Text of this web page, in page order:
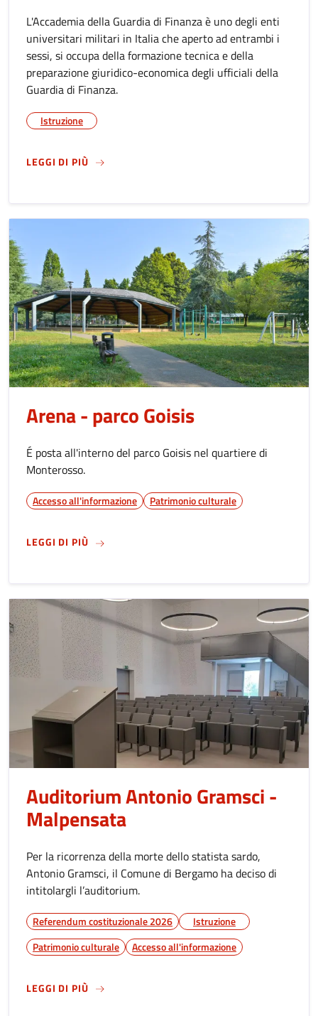
L'Accademia della Guardia di Finanza è uno degli enti
universitari militari in Italia che aperto ad entrambi i
sessi, si occupa della formazione tecnica e della
preparazione giuridico-economica degli ufficiali della
Guardia di Finanza.
Istruzione
LEGGI DI PIÙSUACCADEMIA DELLA GUARDIA DI FINANZA -
Arena - parco Goisis
É posta all'interno del parco Goisis nel quartiere di
Monterosso.
Accesso all'informazione Patrimonio culturale
LEGGI DI PIÙSUARENA - PARCO GOISIS
Auditorium Antonio Gramsci -
Malpensata
Per la ricorrenza della morte dello statista sardo,
Antonio Gramsci, il Comune di Bergamo ha deciso di
intitolargli l’auditorium.
Referendum costituzionale 2026
Istruzione
Patrimonio culturale
Accesso all'informazione
LEGGI DI PIÙSUAUDITORIUM ANTONIO GRAMSCI -